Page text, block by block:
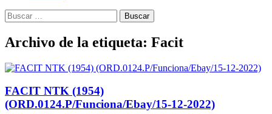
Buscar:
Archivo de la etiqueta: Facit
FACIT NTK (1954)
(ORD.0124.P/Funciona/Ebay/15-12-2022)